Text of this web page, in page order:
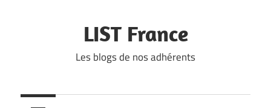
LIST France
Les blogs de nos adhérents